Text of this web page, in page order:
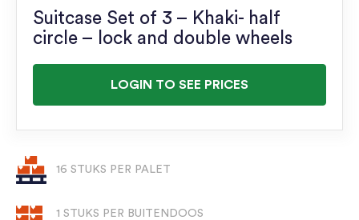
Suitcase Set of 3 – Khaki- half
circle – lock and double wheels
LOGIN TO SEE PRICES
16 STUKS PER PALET
1 STUKS PER BUITENDOOS